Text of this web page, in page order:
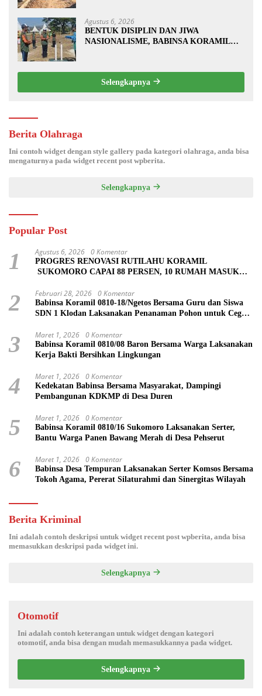
Agustus 6, 2026
BENTUK DISIPLIN DAN JIWA
NASIONALISME, BABINSA KORAMIL
Selengkapnya
Berita Olahraga
Ini contoh widget dengan style gallery pada kategori olahraga, anda bisa
mengaturnya pada widget recent post wpberita.
Selengkapnya
Popular Post
1 Agustus 6, 2026 0 Komentar
PROGRES RENOVASI RUTILAHU KORAMIL
SUKOMORO CAPAI 88 PERSEN, 10 RUMAH MASUK
2 Februari 28, 2026 0 Komentar
Babinsa Koramil 0810-18/Ngetos Bersama Guru dan Siswa
SDN 1 Klodan Laksanakan Penanaman Pohon untuk Cegah
3 Maret 1, 2026 0 Komentar
Babinsa Koramil 0810/08 Baron Bersama Warga Laksanakan
Kerja Bakti Bersihkan Lingkungan
4 Maret 1, 2026 0 Komentar
Kedekatan Babinsa Bersama Masyarakat, Dampingi
Pembangunan KDKMP di Desa Duren
5 Maret 1, 2026 0 Komentar
Babinsa Koramil 0810/16 Sukomoro Laksanakan Serter,
Bantu Warga Panen Bawang Merah di Desa Pehserut
6 Maret 1, 2026 0 Komentar
Babinsa Desa Tempuran Laksanakan Serter Komsos Bersama
Tokoh Agama, Pererat Silaturahmi dan Sinergitas Wilayah
Berita Kriminal
Ini adalah contoh deskripsi untuk widget recent post wpberita, anda bisa
memasukkan deskripsi pada widget ini.
Selengkapnya
Otomotif
Ini adalah contoh keterangan untuk widget dengan kategori
otomotif, anda bisa dengan mudah memasukkannya pada widget.
Selengkapnya